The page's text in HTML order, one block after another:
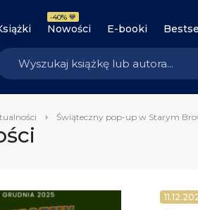
Nowości
-40% 💙
E-booki
Świąteczny pop-up w Starym